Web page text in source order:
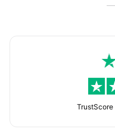
TrustScore